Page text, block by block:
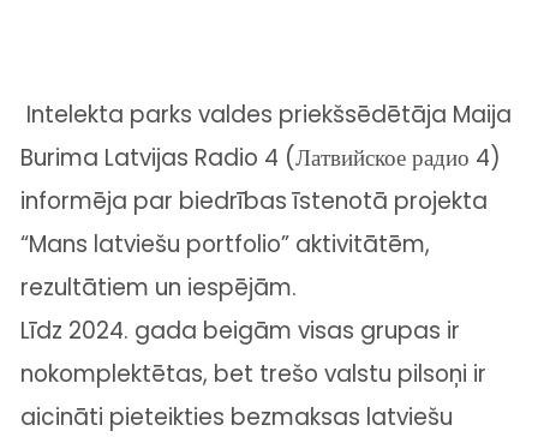
Intelekta parks valdes priekšsēdētāja Maija
Burima Latvijas Radio 4 (Латвийское радио 4)
informēja par biedrības īstenotā projekta
“Mans latviešu portfolio” aktivitātēm,
rezultātiem un iespējām.
Līdz 2024. gada beigām visas grupas ir
nokomplektētas, bet trešo valstu pilsoņi ir
aicināti pieteikties bezmaksas latviešu